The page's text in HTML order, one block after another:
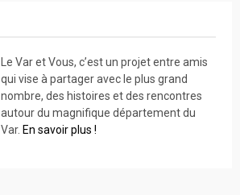
Le Var et Vous, c’est un projet entre amis
qui vise à partager avec le plus grand
nombre, des histoires et des rencontres
autour du magnifique département du
Var. En savoir plus !